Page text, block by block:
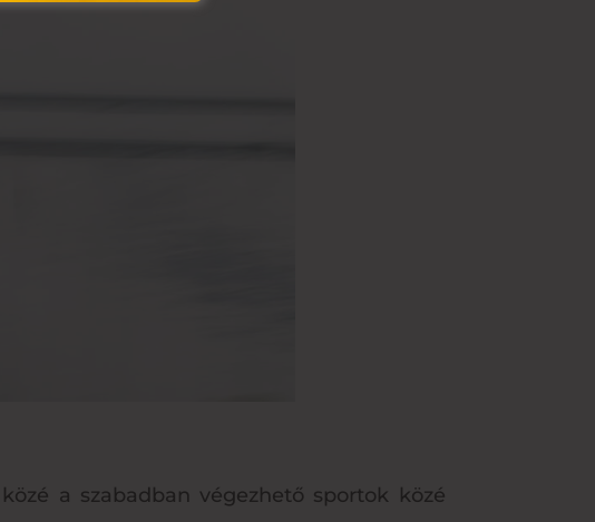
a szabadban végezhető sportok közé